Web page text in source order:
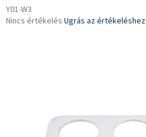
Y01-W3
A
Nincs értékelés Ugrás az értékeléshez